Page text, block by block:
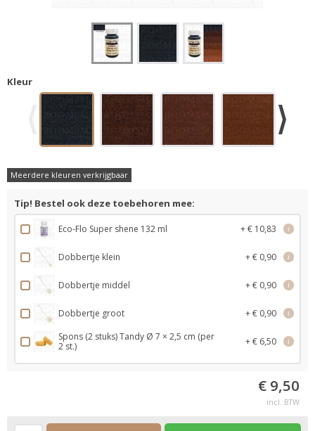
Kleur
Meerdere kleuren verkrijgbaar
Tip! Bestel ook deze toebehoren mee:
Eco-Flo Super shene 132 ml + € 10,83 i
Dobbertje klein + € 0,90 i
Dobbertje middel + € 0,90 i
Dobbertje groot + € 0,90 i
Spons (2 stuks) Tandy Ø 7 × 2,5 cm (per
2 st.)
+ € 6,50 i
€ 9,50
incl. BTW